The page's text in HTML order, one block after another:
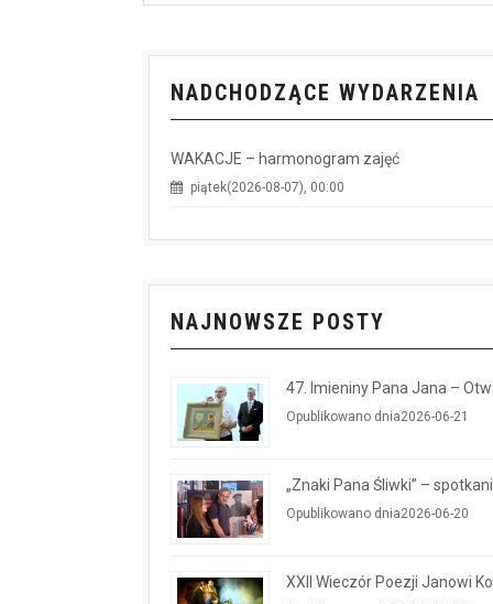
NADCHODZĄCE WYDARZENIA
WAKACJE – harmonogram zajęć
piątek(2026-08-07), 00:00
NAJNOWSZE POSTY
47. Imieniny Pana Jana –
Opublikowano dnia2026-06-21
„Znaki Pana Śliwki” –
Opublikowano dnia2026-06-20
XXII Wieczór Poezji Janowi